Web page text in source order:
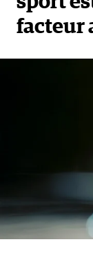
facteur